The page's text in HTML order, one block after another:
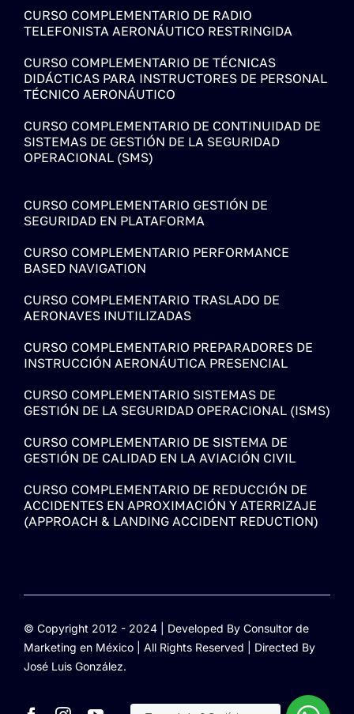
CURSO COMPLEMENTARIO DE RADIO
TELEFONISTA AERONÁUTICO RESTRINGIDA
CURSO COMPLEMENTARIO DE TÉCNICAS
DIDÁCTICAS PARA INSTRUCTORES DE PERSONAL
TÉCNICO AERONÁUTICO
CURSO COMPLEMENTARIO DE CONTINUIDAD DE
SISTEMAS DE GESTIÓN DE LA SEGURIDAD
OPERACIONAL (SMS)
CURSO COMPLEMENTARIO GESTIÓN DE
SEGURIDAD EN PLATAFORMA
CURSO COMPLEMENTARIO PERFORMANCE
BASED NAVIGATION
CURSO COMPLEMENTARIO TRASLADO DE
AERONAVES INUTILIZADAS
CURSO COMPLEMENTARIO PREPARADORES DE
INSTRUCCIÓN AERONÁUTICA PRESENCIAL
CURSO COMPLEMENTARIO SISTEMAS DE
GESTIÓN DE LA SEGURIDAD OPERACIONAL (ISMS)
CURSO COMPLEMENTARIO DE SISTEMA DE
GESTIÓN DE CALIDAD EN LA AVIACIÓN CIVIL
CURSO COMPLEMENTARIO DE REDUCCIÓN DE
ACCIDENTES EN APROXIMACIÓN Y ATERRIZAJE
(APPROACH & LANDING ACCIDENT REDUCTION)
© Copyright 2012 - 2024 | Developed By Consultor de
Marketing en México
| All Rights Reserved | Directed By
José Luis González.